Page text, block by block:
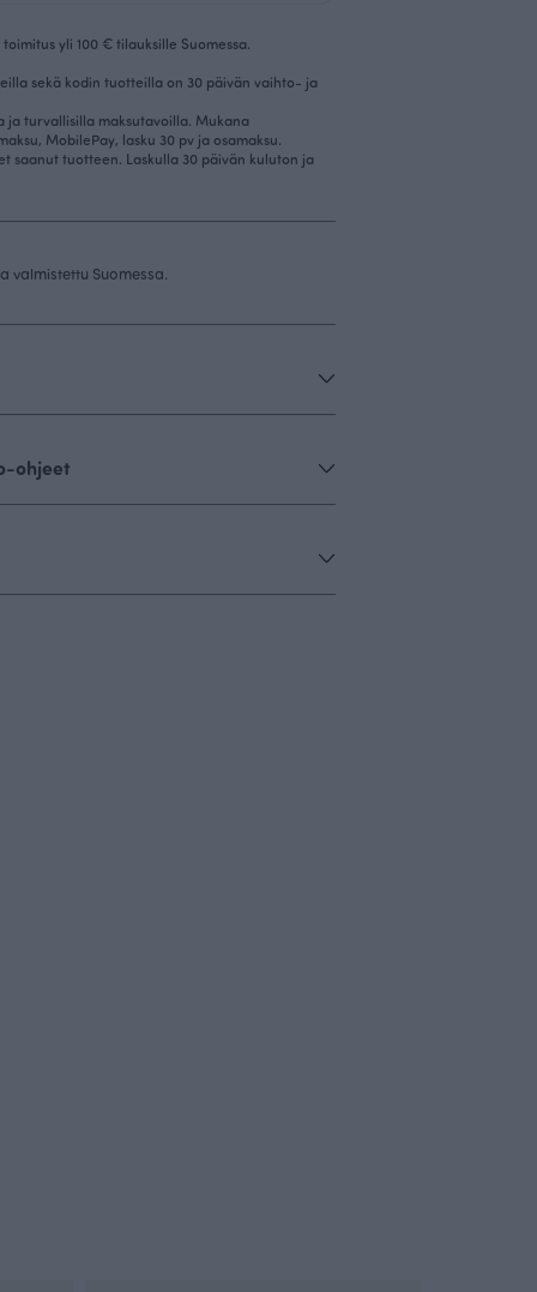
yli 100 € tilauksille Suomessa.
sekä kodin tuotteilla on 30 päivän vaihto- ja
ja turvallisilla maksutavoilla. Mukana
MobilePay, lasku 30 pv ja osamaksu.
saanut tuotteen. Laskulla 30 päivän kuluton ja
valmistettu Suomessa.
ohjeet